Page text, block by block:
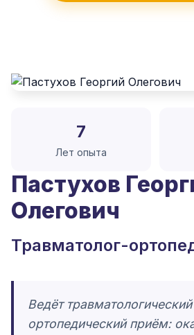
7
Лет опыта
Пастухов
Олегович
Травматолог-
Ведёт
ортопедический приём: